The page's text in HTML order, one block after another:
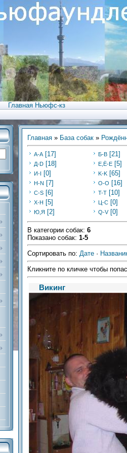
Главная Ньюфс-кз
Главная » База собак »
А-А [17] Б-В [21]
Д-D [18] Е,Ё-Е [5]
И-I [0] K-K [65]
Н-N [7] O-O [16]
C-S [6] T-T [10]
Х-H [5] Ц-C [0]
Ю,Я [2] Q-V [0]
В категории собак: 6
Показано собак: 1-5
Сортировать по: Дате ·
Кликните по кличке чтобы
Викинг